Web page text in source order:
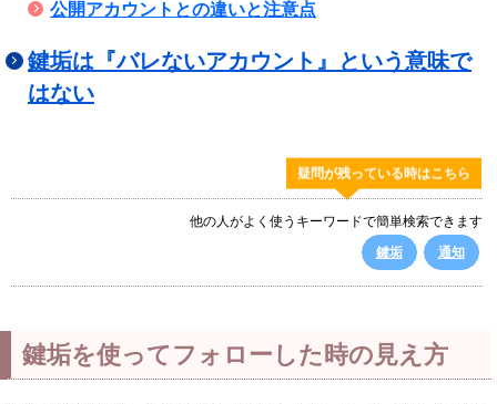
公開アカウントとの違いと注意点
鍵垢は『バレないアカウント』という意味で
はない
疑問が残っている時はこちら
他の人がよく使うキーワードで簡単検索できます
鍵垢
通知
鍵垢を使ってフォローした時の見え方